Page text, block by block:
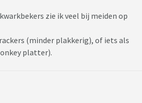
zie ik veel bij meiden op
(minder plakkerig), of iets als
platter).